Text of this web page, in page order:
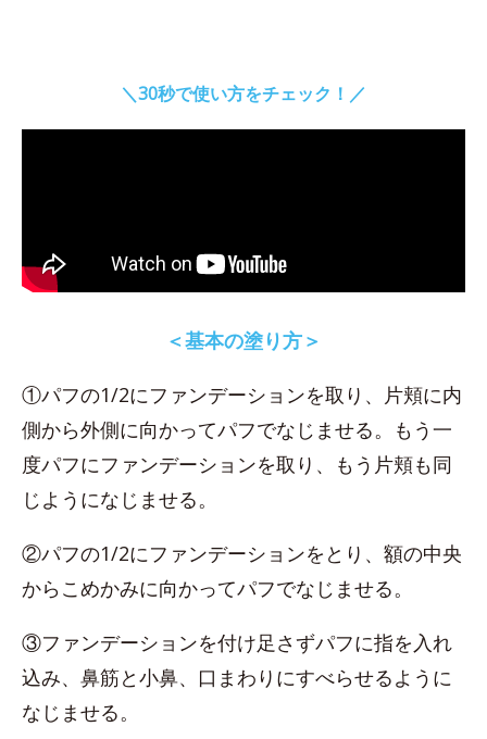
＼30秒で使い方をチェック！／
＜基本の塗り方＞
①パフの1/2にファンデーションを取り、片頬に内
側から外側に向かってパフでなじませる。もう一
度パフにファンデーションを取り、もう片頬も同
じようになじませる。
②パフの1/2にファンデーションをとり、額の中央
からこめかみに向かってパフでなじませる。
③ファンデーションを付け足さずパフに指を入れ
込み、鼻筋と小鼻、口まわりにすべらせるように
なじませる。